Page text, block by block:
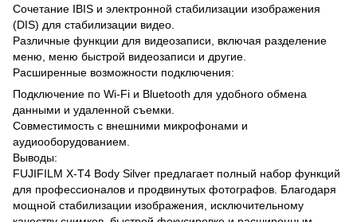
Сочетание IBIS и электронной стабилизации изображения
(DIS) для стабилизации видео.
Различные функции для видеозаписи, включая разделение
меню, меню быстрой видеозаписи и другие.
Расширенные возможности подключения:
Подключение по Wi-Fi и Bluetooth для удобного обмена
данными и удаленной съемки.
Совместимость с внешними микрофонами и
аудиооборудованием.
Выводы:
FUJIFILM X-T4 Body Silver предлагает полный набор функций
для профессионалов и продвинутых фотографов. Благодаря
мощной стабилизации изображения, исключительному